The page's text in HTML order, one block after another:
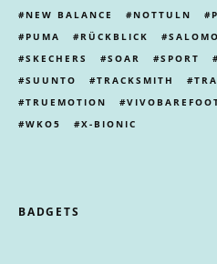
NEW BALANCE
NOTTULN
PUMA
RÜCKBLICK
SKECHERS
SOAR SPORT
SUUNTO
TRACKSMITH
TRUEMOTION
WKO5
X-BIONIC
BADGETS